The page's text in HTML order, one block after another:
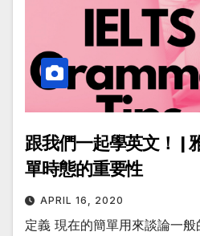
跟我們一起學英文！ |
單時態的重要性
APRIL 16, 2020
定義 現在的簡單用來談論一